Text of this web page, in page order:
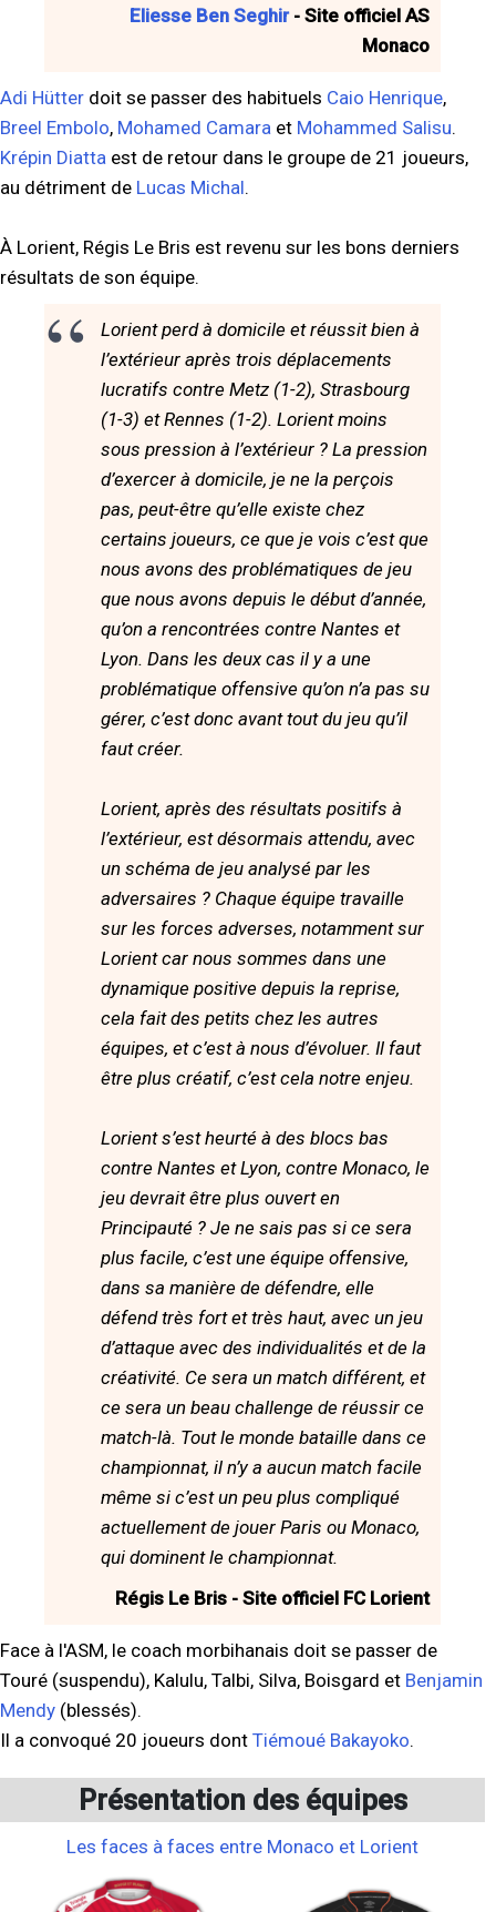
Eliesse Ben Seghir- Site officiel AS
Monaco
Adi Hütter doit se passer des habituels Caio Henrique,
Breel Embolo, Mohamed Camara et Mohammed Salisu.
Krépin Diatta est de retour dans le groupe de 21 joueurs,
au détriment de Lucas Michal.
À Lorient, Régis Le Bris est revenu sur les bons derniers
résultats de son équipe.
Lorient perd à domicile et réussit bien à
l’extérieur après trois déplacements
lucratifs contre Metz (1-2), Strasbourg
(1-3) et Rennes (1-2). Lorient moins
sous pression à l’extérieur ? La pression
d’exercer à domicile, je ne la perçois
pas, peut-être qu’elle existe chez
certains joueurs, ce que je vois c’est que
nous avons des problématiques de jeu
que nous avons depuis le début d’année,
qu’on a rencontrées contre Nantes et
Lyon. Dans les deux cas il y a une
problématique offensive qu’on n’a pas su
gérer, c’est donc avant tout du jeu qu’il
faut créer.
Lorient, après des résultats positifs à
l’extérieur, est désormais attendu, avec
un schéma de jeu analysé par les
adversaires ? Chaque équipe travaille
sur les forces adverses, notamment sur
Lorient car nous sommes dans une
dynamique positive depuis la reprise,
cela fait des petits chez les autres
équipes, et c’est à nous d’évoluer. Il faut
être plus créatif, c’est cela notre enjeu.
Lorient s’est heurté à des blocs bas
contre Nantes et Lyon, contre Monaco, le
jeu devrait être plus ouvert en
Principauté ? Je ne sais pas si ce sera
plus facile, c’est une équipe offensive,
dans sa manière de défendre, elle
défend très fort et très haut, avec un jeu
d’attaque avec des individualités et de la
créativité. Ce sera un match différent, et
ce sera un beau challenge de réussir ce
match-là. Tout le monde bataille dans ce
championnat, il n’y a aucun match facile
même si c’est un peu plus compliqué
actuellement de jouer Paris ou Monaco,
qui dominent le championnat.
Régis Le Bris - Site officiel FC Lorient
Face à l'ASM, le coach morbihanais doit se passer de
Touré (suspendu), Kalulu, Talbi, Silva, Boisgard et Benjamin
Mendy (blessés).
Il a convoqué 20 joueurs dont Tiémoué Bakayoko.
Présentation des équipes
Les faces à faces entre Monaco et Lorient